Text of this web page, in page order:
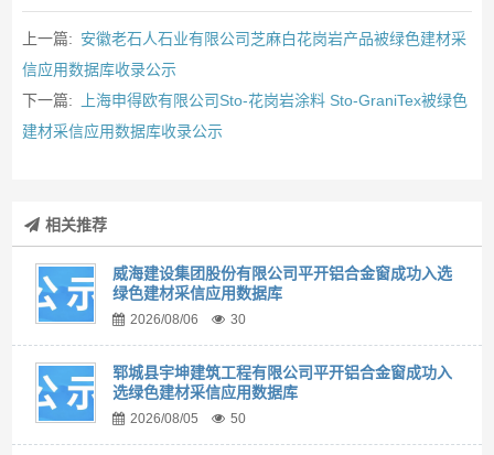
上一篇: 安徽老石人石业有限公司芝麻白花岗岩产品被绿色建材采
信应用数据库收录公示
下一篇:
上海申得欧有限公司Sto-花岗岩涂料 Sto-GraniTex被绿色
建材采信应用数据库收录公示
相关推荐
威海建设集团股份有限公司平开铝合金窗成功入选
绿色建材采信应用数据库
2026/08/06 30
郓城县宇坤建筑工程有限公司平开铝合金窗成功入
选绿色建材采信应用数据库
2026/08/05 50